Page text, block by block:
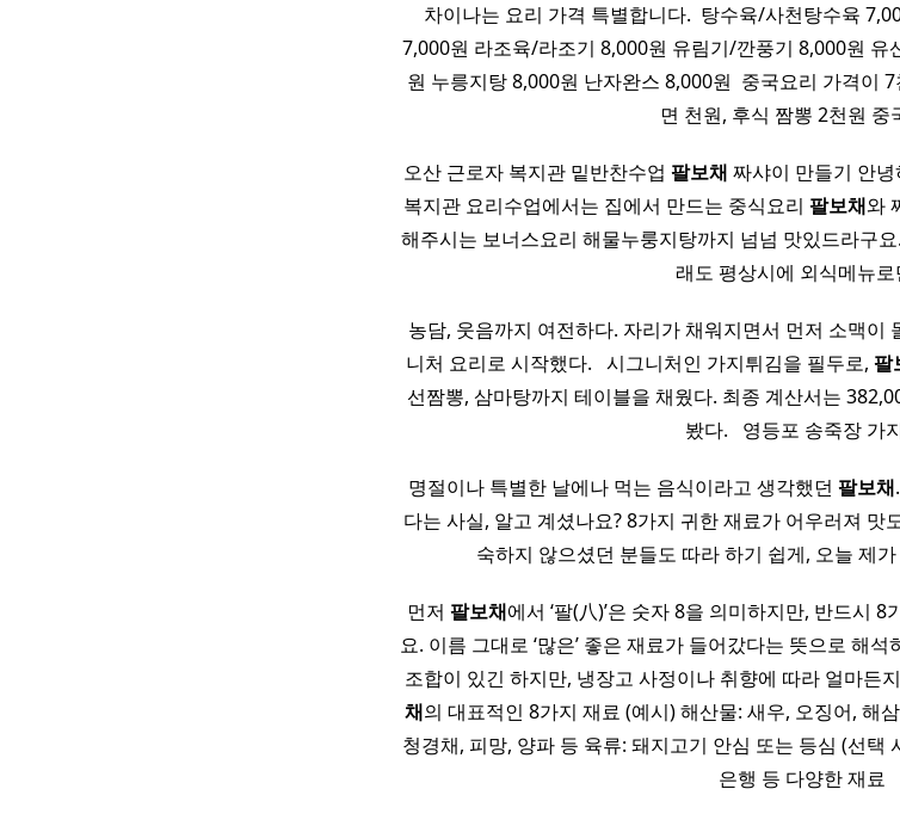
차이나는 요리 가격 특별합니다. ​ 탕수육/사천탕수육
7,000원 라조육/라조기 8,000원 유림기/깐풍기 8,000원 유
원 누릉지탕 8,000원 난자완스 8,000원 ​ 중국요리 가격이
면 천원, 후식 짬뽕 2천원 중
오산 근로자 복지관 밑반찬수업 팔보채 짜샤이 만들기 안
복지관 요리수업에서는 집에서 만드는 중식요리 팔보채와
해주시는 보너스요리 해물누룽지탕까지 넘넘 맛있드라구
래도 평상시에 외식메뉴
농담, 웃음까지 여전하다. 자리가 채워지면서 먼저 소맥이
니처 요리로 시작했다. ​ ​ 시그니처인 가지튀김을 필두로, 팔
선짬뽕, 삼마탕까지 테이블을 채웠다. 최종 계산서는
봤다. ​ ​ 영등포 송죽장 가
명절이나 특별한 날에나 먹는 음식이라고 생각했던 팔보채
다는 사실, 알고 계셨나요? 8가지 귀한 재료가 어우러져 맛
숙하지 않으셨던 분들도 따라 하기 쉽게, 오늘 제
먼저 팔보채에서 ‘팔(八)’은 숫자 8을 의미하지만, 반드시
요. 이름 그대로 ‘많은’ 좋은 재료가 들어갔다는 뜻으로 해
조합이 있긴 하지만, 냉장고 사정이나 취향에 따라 얼마든
채의 대표적인 8가지 재료 (예시) 해산물: 새우, 오징어, 해
청경채, 피망, 양파 등 육류: 돼지고기 안심 또는 등심 (선택
은행 등 다양한 재료